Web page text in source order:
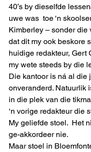
40’s by dieselfde
uwe was  toe ‘n
Kimberley – sonder die
dat dit my ook beskore
huidige redakteur, Gert
my wete steeds by die
Die kantoor is ná al die
onveranderd. Natuurlik
in die plek van die
‘n vorige redakteur die
My geliefde stoel.  Het
ge-akkordeer nie.
Maar stoel in